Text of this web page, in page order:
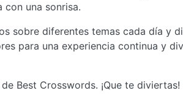
con una sonrisa.
sobre diferentes temas cada día y
para una experiencia continua y
Best Crosswords. ¡Que te diviertas!